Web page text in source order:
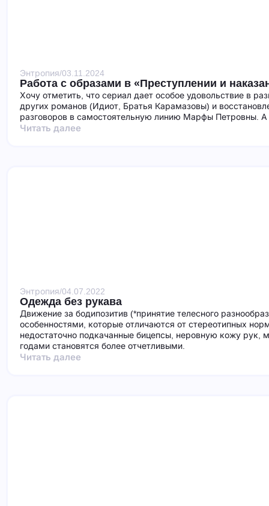
Энтропия/03.11.2024
Работа с образами в «Преступлении и
Хочу отметить, что сериал дает особое удовольствие в
других романов (Идиот, Братья Карамазовы) и
разговоров в самостоятельную линию Марфы Петровны. А
Читать далее
Энтропия/04.07.2022
Одежда без рукава
Движение за бодипозитив (*принятие телесного
особенностями, которые отличаются от стереотипных
недостаточно подкачанные бицепсы, неровную кожу рук,
годами становятся более отчетливыми.
Читать далее